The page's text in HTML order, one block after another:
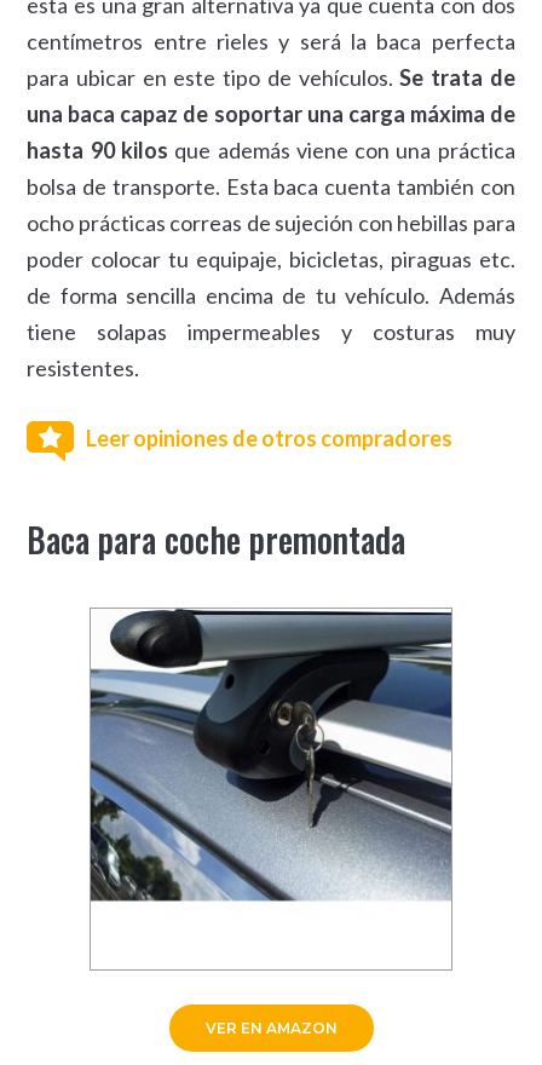
centímetros entre rieles y será la baca perfecta
para ubicar en este tipo de vehículos.Se trata de
una baca capaz de soportar una carga máxima de
hasta 90 kilos que además viene con una práctica
bolsa de transporte. Esta baca cuenta también con
ocho prácticas correas de sujeción con hebillas para
poder colocar tu equipaje, bicicletas, piraguas etc.
de forma sencilla encima de tu vehículo. Además
tiene solapas impermeables y costuras muy
resistentes.
Leer opiniones de otros compradores
Baca para coche premontada
VER EN AMAZON